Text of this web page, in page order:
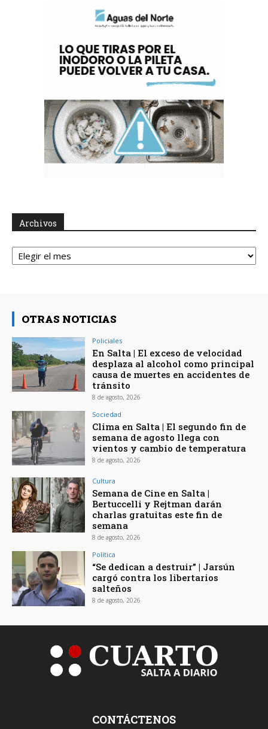
Archivos
Archivos
OTRAS NOTICIAS
Policiales
En Salta | El exceso de velocidad
desplaza al alcohol como principal
causa de muertes en accidentes de
tránsito
8 de agosto, 2026
Sociedad
Clima en Salta | El segundo fin de
semana de agosto llega con
vientos y cambio de temperatura
8 de agosto, 2026
Cultura
Semana de Cine en Salta |
Bertuccelli y Rejtman darán
charlas gratuitas este fin de
semana
8 de agosto, 2026
Política
“Se dedican a destruir” | Jarsún
cargó contra los libertarios
salteños
8 de agosto, 2026
CONTÁCTENOS